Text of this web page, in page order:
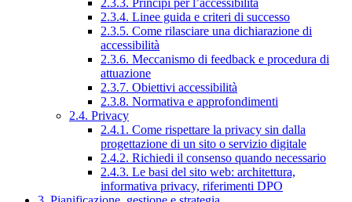
2.3.3. Principi per l’accessibilità
2.3.4. Linee guida e criteri di successo
2.3.5. Come rilasciare una dichiarazione di
accessibilità
2.3.6. Meccanismo di feedback e procedura di
attuazione
2.3.7. Obiettivi accessibilità
2.3.8. Normativa e approfondimenti
2.4. Privacy
2.4.1. Come rispettare la privacy sin dalla
progettazione di un sito o servizio digitale
2.4.2. Richiedi il consenso quando necessario
2.4.3. Le basi del sito web: architettura,
informativa privacy, riferimenti DPO